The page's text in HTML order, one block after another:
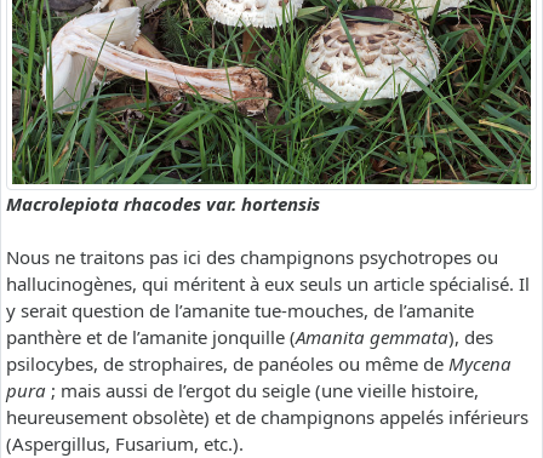
Macrolepiota rhacodes var. hortensis
Nous ne traitons pas ici des champignons psychotropes ou
hallucinogènes, qui méritent à eux seuls un article spécialisé. Il
y serait question de l’amanite tue-mouches, de l’amanite
panthère et de l’amanite jonquille (Amanita gemmata), des
psilocybes, de strophaires, de panéoles ou même de Mycena
pura ; mais aussi de l’ergot du seigle (une vieille histoire,
heureusement obsolète) et de champignons appelés inférieurs
(Aspergillus, Fusarium, etc.).